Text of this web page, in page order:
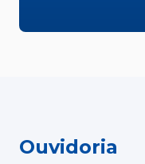
Ouvidoria